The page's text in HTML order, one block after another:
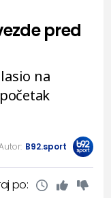
pred
na
B92.sport
po: